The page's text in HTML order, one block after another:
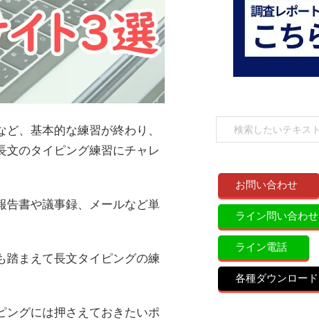
、基本的な練習が終わり、
文のタイピング練習にチャレ
告書や議事録、メールなど単
踏まえて長文タイピングの練
ングには押さえておきたいポ
お問い合わせ
ライン問い合わせ
ライン電話
各種ダウンロード